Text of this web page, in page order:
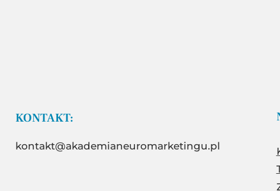
KONTAKT:
kontakt@akademianeuromarketingu.pl